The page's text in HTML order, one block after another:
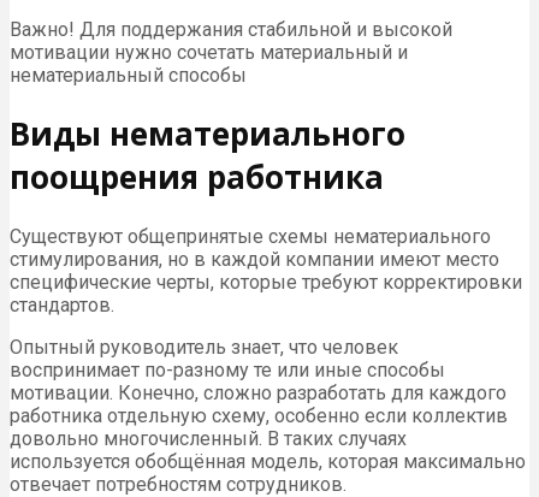
Важно! Для поддержания стабильной и высокой
мотивации нужно сочетать материальный и
нематериальный способы
Виды нематериального
поощрения работника
Существуют общепринятые схемы нематериального
стимулирования, но в каждой компании имеют место
специфические черты, которые требуют корректировки
стандартов.
Опытный руководитель знает, что человек
воспринимает по-разному те или иные способы
мотивации. Конечно, сложно разработать для каждого
работника отдельную схему, особенно если коллектив
довольно многочисленный. В таких случаях
используется обобщённая модель, которая максимально
отвечает потребностям сотрудников.